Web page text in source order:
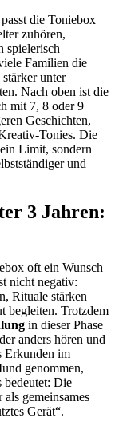
passt die Toniebox
zuhören,
spielerisch
Familien die
unter
Nach oben ist die
mit 7, 8 oder 9
Geschichten,
Tonies. Die
Limit, sondern
und
3 Jahren:
oft ein Wunsch
nicht negativ:
Rituale stärken
begleiten. Trotzdem
in dieser Phase
anders hören und
Erkunden im
genommen,
bedeutet: Die
gemeinsames
Gerät“.